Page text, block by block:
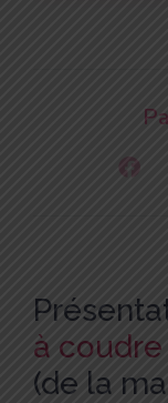
à
(de la